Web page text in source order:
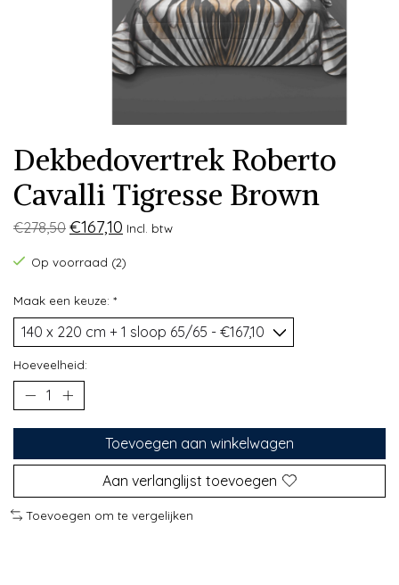
Dekbedovertrek Roberto
Cavalli Tigresse Brown
€278,50 €167,10 Incl. btw
Op voorraad (2)
Maak een keuze: *
Hoeveelheid:
Toevoegen aan winkelwagen
Aan verlanglijst toevoegen
Toevoegen om te vergelijken